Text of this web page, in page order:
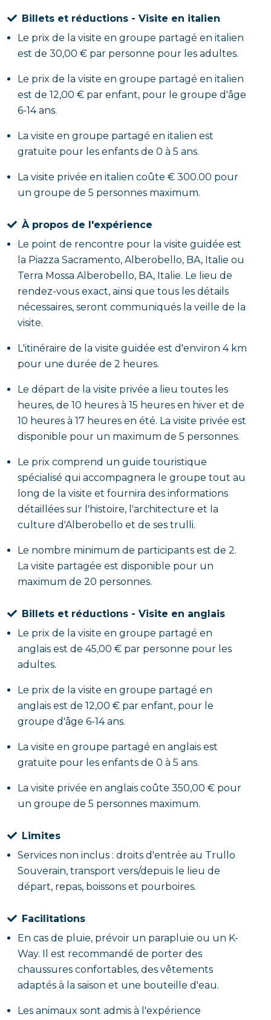
Billets et réductions - Visite en italien
Le prix de la visite en groupe partagé en italien
est de 30,00 € par personne pour les adultes.
Le prix de la visite en groupe partagé en italien
est de 12,00 € par enfant, pour le groupe d'âge
6-14 ans.
La visite en groupe partagé en italien est
gratuite pour les enfants de 0 à 5 ans.
La visite privée en italien coûte € 300.00 pour
un groupe de 5 personnes maximum.
À propos de l'expérience
Le point de rencontre pour la visite guidée est
la Piazza Sacramento, Alberobello, BA, Italie ou
Terra Mossa Alberobello, BA, Italie. Le lieu de
rendez-vous exact, ainsi que tous les détails
nécessaires, seront communiqués la veille de la
visite.
L'itinéraire de la visite guidée est d'environ 4 km
pour une durée de 2 heures.
Le départ de la visite privée a lieu toutes les
heures, de 10 heures à 15 heures en hiver et de
10 heures à 17 heures en été. La visite privée est
disponible pour un maximum de 5 personnes.
Le prix comprend un guide touristique
spécialisé qui accompagnera le groupe tout au
long de la visite et fournira des informations
détaillées sur l'histoire, l'architecture et la
culture d'Alberobello et de ses trulli.
Le nombre minimum de participants est de 2.
La visite partagée est disponible pour un
maximum de 20 personnes.
Billets et réductions - Visite en anglais
Le prix de la visite en groupe partagé en
anglais est de 45,00 € par personne pour les
adultes.
Le prix de la visite en groupe partagé en
anglais est de 12,00 € par enfant, pour le
groupe d'âge 6-14 ans.
La visite en groupe partagé en anglais est
gratuite pour les enfants de 0 à 5 ans.
La visite privée en anglais coûte 350,00 € pour
un groupe de 5 personnes maximum.
Limites
Services non inclus : droits d'entrée au Trullo
Souverain, transport vers/depuis le lieu de
départ, repas, boissons et pourboires.
Facilitations
En cas de pluie, prévoir un parapluie ou un K-
Way. Il est recommandé de porter des
chaussures confortables, des vêtements
adaptés à la saison et une bouteille d'eau.
Les animaux sont admis à l'expérience